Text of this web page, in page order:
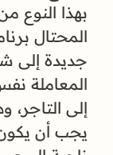
بهذا النوع
المحتال
جديدة إلى
المعاملة
إلى التاجر،
يجب أن